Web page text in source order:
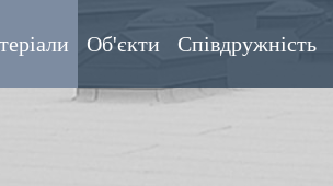
Об'єкти Співдружність